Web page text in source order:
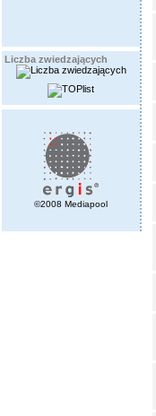
Liczba zwiedzających
©2008 Mediapool